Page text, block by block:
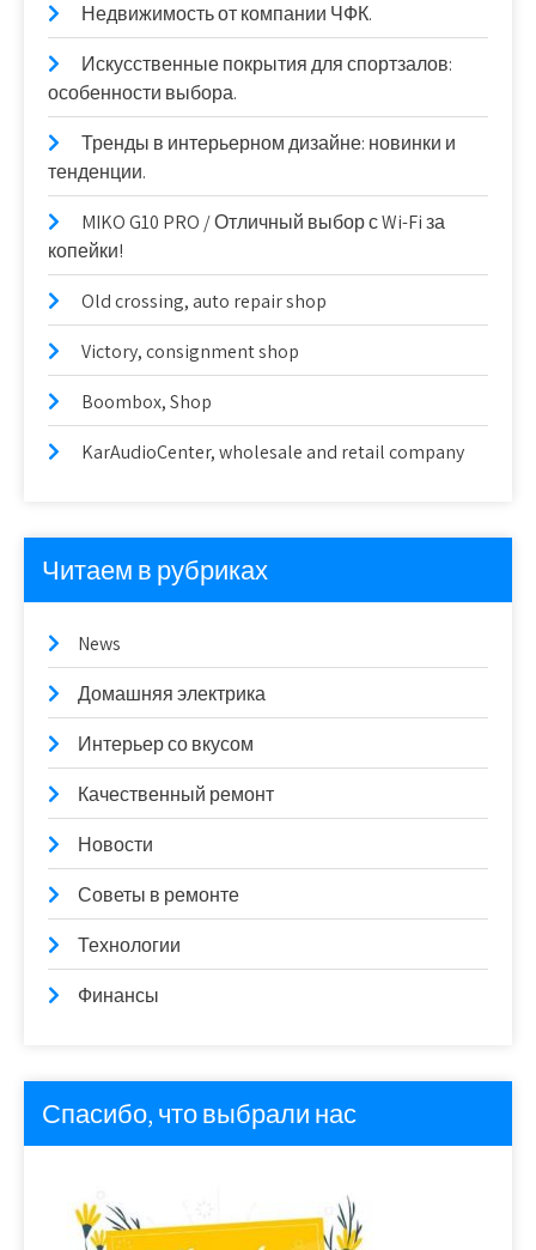
Недвижимость от компании ЧФК.
Искусственные покрытия для спортзалов:
особенности выбора.
Тренды в интерьерном дизайне: новинки и
тенденции.
MIKO G10 PRO / Отличный выбор с Wi-Fi за
копейки!
Old crossing, auto repair shop
Victory, consignment shop
Boombox, Shop
KarAudioCenter, wholesale and retail company
Читаем в рубриках
News
Домашняя электрика
Интерьер со вкусом
Качественный ремонт
Новости
Советы в ремонте
Технологии
Финансы
Спасибо, что выбрали нас